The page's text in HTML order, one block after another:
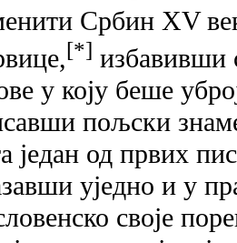
Србин XV
[*] избавивши
у коју беше
пољски
један од првих
уједно и у
своје